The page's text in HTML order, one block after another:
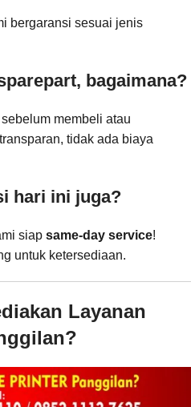
bergaransi sesuai jenis
bagaimana?
membeli atau
tidak ada biaya
hari ini juga?
siap same-day service!
untuk ketersediaan.
Layanan